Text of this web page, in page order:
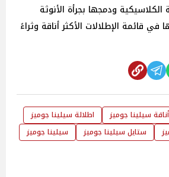
ودمجها بجرأة الأنوثة
قائمة الإطلالات الأكثر أناقة وثراءً
أناقة سيلينا جوميز
اطلالة سيلينا جوميز
ستايل سيلينا جوميز
سيلينا جوميز